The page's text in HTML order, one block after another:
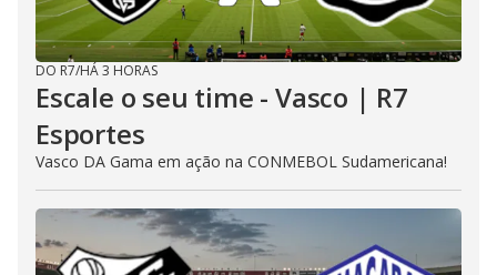
DO R7/HÁ 3 HORAS
Escale o seu time - Vasco | R7
Esportes
Vasco DA Gama em ação na CONMEBOL Sudamericana!